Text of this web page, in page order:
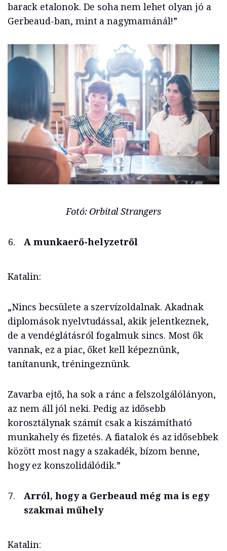
barack etalonok. De soha nem lehet olyan jó a
Gerbeaud-ban, mint a nagymamánál!”
Fotó: Orbital Strangers
A munkaerő-helyzetről
Katalin:
„Nincs becsülete a szervízoldalnak. Akadnak
diplomások nyelvtudással, akik jelentkeznek,
de a vendéglátásról fogalmuk sincs. Most ők
vannak, ez a piac, őket kell képeznünk,
tanítanunk, tréningeznünk.
Zavarba ejtő, ha sok a ránc a felszolgálólányon,
az nem áll jól neki. Pedig az idősebb
korosztálynak számít csak a kiszámítható
munkahely és fizetés. A fiatalok és az idősebbek
között most nagy a szakadék, bízom benne,
hogy ez konszolidálódik.”
Arról, hogy a Gerbeaud még ma is egy
szakmai műhely
Katalin: